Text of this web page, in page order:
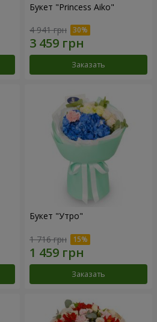
Букет "Princess Aiko"
4 941 грн
Заказать
Букет "Утро"
1 716 грн
Заказать